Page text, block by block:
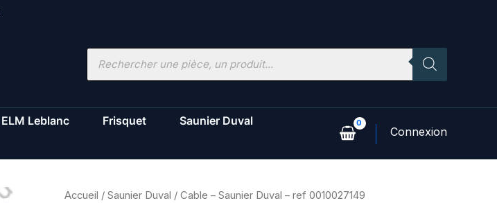
Recherche
ELM Leblanc Frisquet
Saunier Duval
Accueil / Saunier Duval / Cable – Saunier Duval – ref 0010027149
quantité